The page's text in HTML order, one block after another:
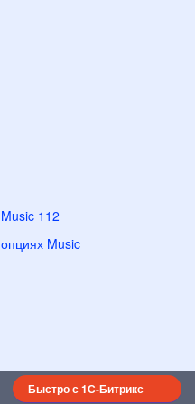
112
Music
Быстро с 1С-Битрикс